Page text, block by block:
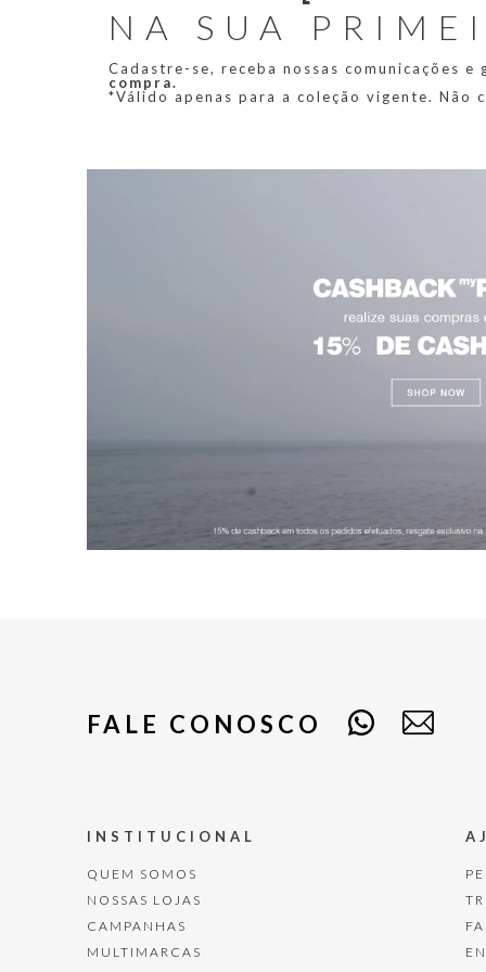
NA SUA
Cadastre-se, receba nossas comunicações e
compra.
*Válido apenas para a coleção vigente. Não
FALE CONOSCO
INSTITUCIONAL
QUEM SOMOS
NOSSAS LOJAS
CAMPANHAS
MULTIMARCAS